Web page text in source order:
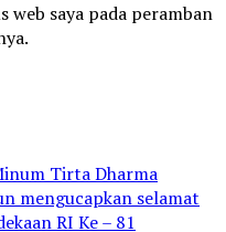
web saya pada peramban